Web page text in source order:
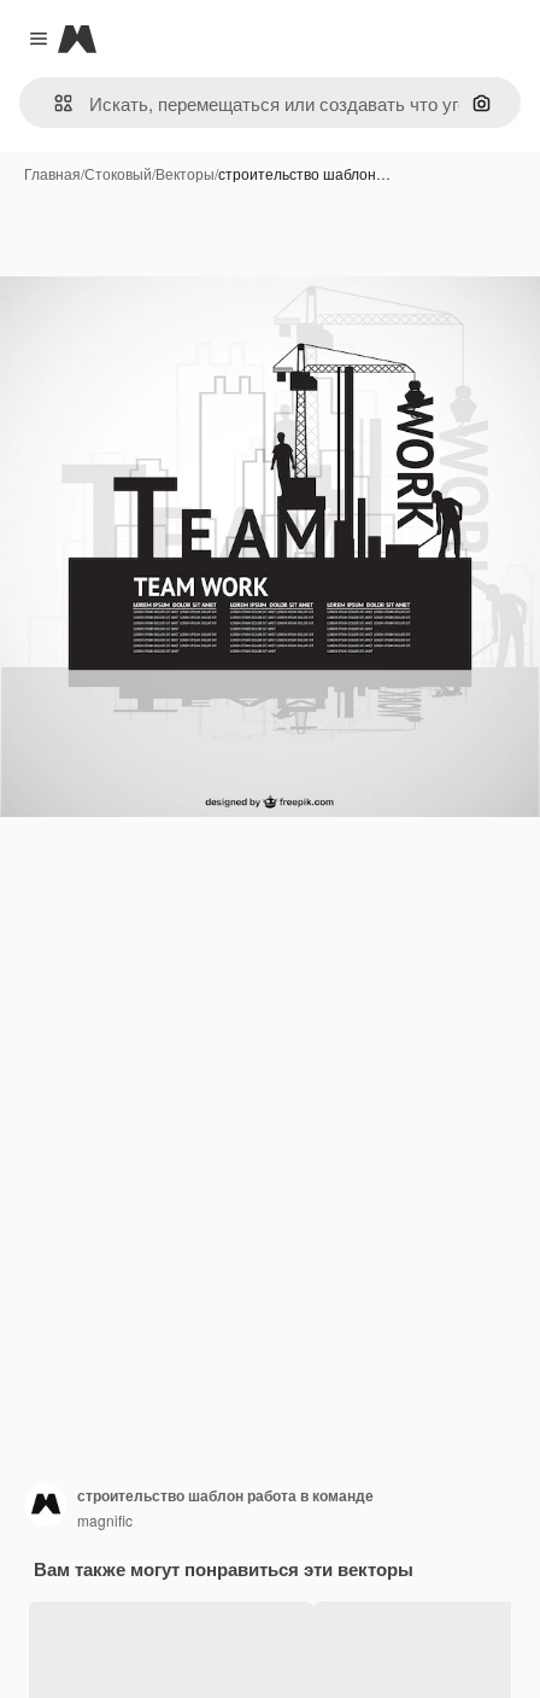
Close menu
Magnific
Поиск
Главная/Стоковый/Векторы/строительство шаблон…
строительство шаблон работа в команде
magnific
Вам также могут понравиться эти векторы